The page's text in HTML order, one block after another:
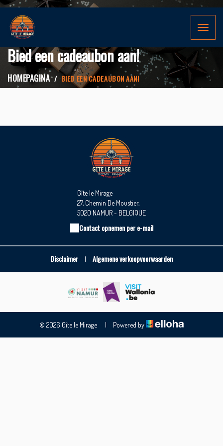
Toggle
Bied een cadeaubon aan!
HOMEPAGINA BIED EEN CADEAUBON AAN!
Gîte le Mirage
27, Chemin De Moustier,
5020 NAMUR - BELGIQUE
Contact opnemen per e-mail
Disclaimer | Algemene verkoopvoorwaarden
© 2026 Gîte le Mirage | Powered by